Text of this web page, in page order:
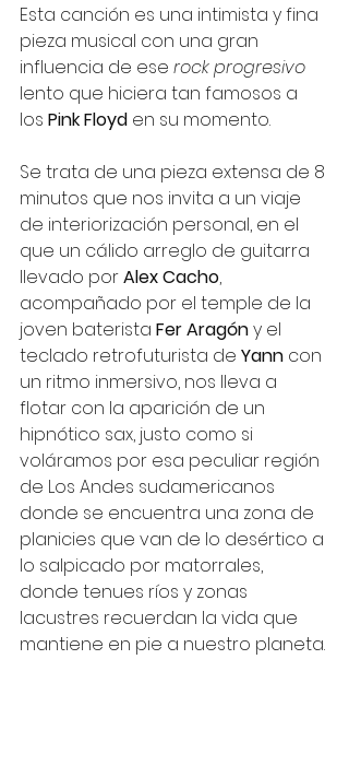
Esta canción es una intimista y fina
pieza musical con una gran
influencia de ese rock progresivo
lento que hiciera tan famosos a
los Pink Floyd en su momento.
Se trata de una pieza extensa de 8
minutos que nos invita a un viaje
de interiorización personal, en el
que un cálido arreglo de guitarra
llevado por Alex Cacho,
acompañado por el temple de la
joven baterista Fer Aragón y el
teclado retrofuturista de Yann con
un ritmo inmersivo, nos lleva a
flotar con la aparición de un
hipnótico sax, justo como si
voláramos por esa peculiar región
de Los Andes sudamericanos
donde se encuentra una zona de
planicies que van de lo desértico a
lo salpicado por matorrales,
donde tenues ríos y zonas
lacustres recuerdan la vida que
mantiene en pie a nuestro planeta.